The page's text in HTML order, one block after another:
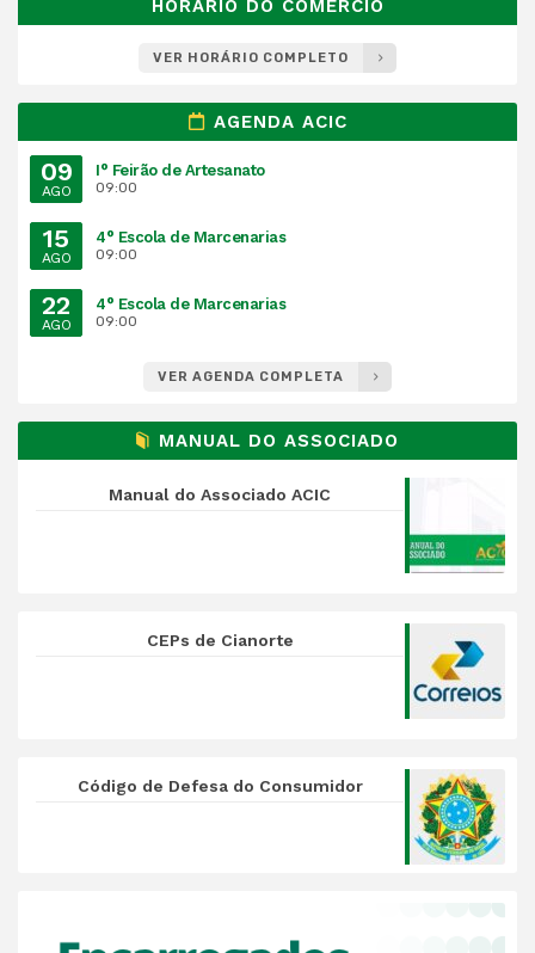
HORARIO DO COMERCIO
VER HORÁRIO COMPLETO
AGENDA ACIC
09
AGO
I° Feirão de Artesanato
09:00
15
AGO
4° Escola de Marcenarias
09:00
22
AGO
4° Escola de Marcenarias
09:00
VER AGENDA COMPLETA
MANUAL DO ASSOCIADO
Manual do Associado ACIC
CEPs de Cianorte
Código de Defesa do Consumidor